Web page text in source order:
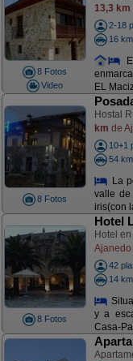
8 Fotos
Video
13,3 km
2-18
16
EL
8 Fotos
Hostal
km de
10+1
54
La
valle
iris(con
8 Fotos
Hotel
Hotel en
42
14
y a
Casa-